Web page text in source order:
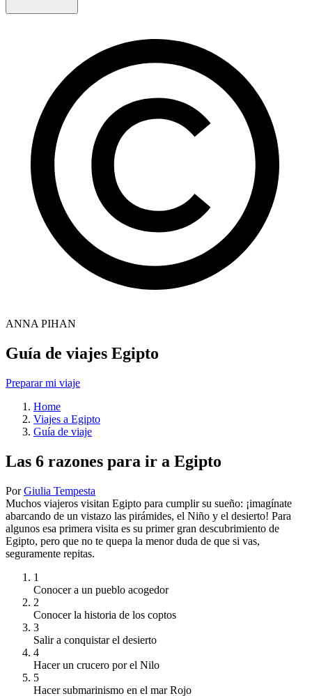
ANNA PIHAN
Guía de viajes Egipto
Preparar mi viaje
Home
Viajes a Egipto
Guía de viaje
Las 6 razones para ir a Egipto
PorGiulia Tempesta
Muchos viajeros visitan Egipto para cumplir su sueño: ¡imagínate
abarcando de un vistazo las pirámides, el Niño y el desierto! Para
algunos esa primera visita es su primer gran descubrimiento de
Egipto, pero que no te quepa la menor duda de que si vas,
seguramente repitas.
1
Conocer a un pueblo acogedor
2
Conocer la historia de los coptos
3
Salir a conquistar el desierto
4
Hacer un crucero por el Nilo
5
Hacer submarinismo en el mar Rojo